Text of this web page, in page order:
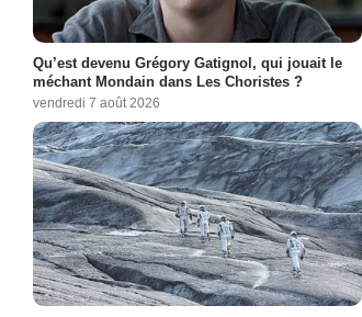
Qu’est devenu Grégory Gatignol, qui jouait le
méchant Mondain dans Les Choristes ?
vendredi 7 août 2026